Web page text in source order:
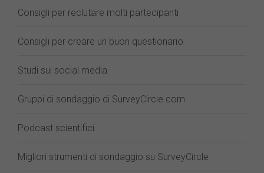
Consigli per reclutare molti partecipanti
Consigli per creare un buon questionario
Studi sui social media
Gruppi di sondaggio di SurveyCircle.com
Podcast scientifici
Migliori strumenti di sondaggio su SurveyCircle